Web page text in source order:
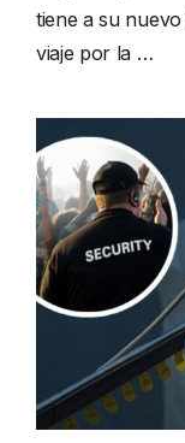
tiene a su
viaje por la …